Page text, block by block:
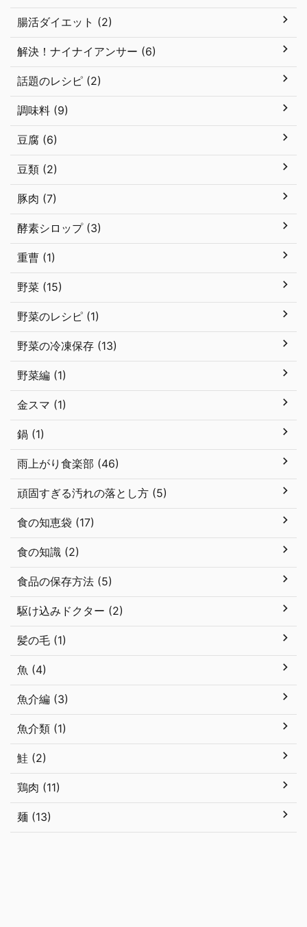
腸活ダイエット (2)
解決！ナイナイアンサー (6)
話題のレシピ (2)
調味料 (9)
豆腐 (6)
豆類 (2)
豚肉 (7)
酵素シロップ (3)
重曹 (1)
野菜 (15)
野菜のレシピ (1)
野菜の冷凍保存 (13)
野菜編 (1)
金スマ (1)
鍋 (1)
雨上がり食楽部 (46)
頑固すぎる汚れの落とし方 (5)
食の知恵袋 (17)
食の知識 (2)
食品の保存方法 (5)
駆け込みドクター (2)
髪の毛 (1)
魚 (4)
魚介編 (3)
魚介類 (1)
鮭 (2)
鶏肉 (11)
麺 (13)